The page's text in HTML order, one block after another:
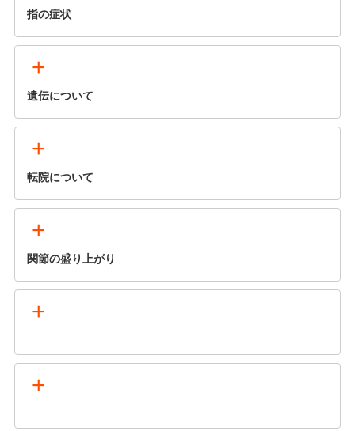
指の症状
+
遺伝について
+
転院について
+
関節の盛り上がり
+
+